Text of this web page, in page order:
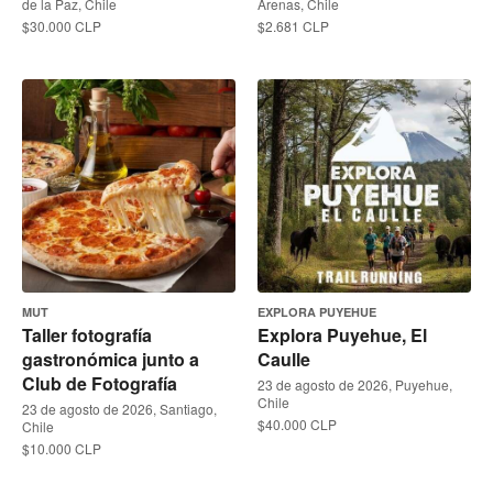
$30.000 CLP
$2.681 CLP
MUT
Taller fotografía
gastronómica junto a
Club de Fotografía
23 de agosto de 2026, Santiago,
Chile
$10.000 CLP
EXPLORA PUYEHUE
Explora Puyehue, El
Caulle
23 de agosto de 2026, Puyehue,
Chile
$40.000 CLP